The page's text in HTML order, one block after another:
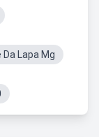
Lapa Mg